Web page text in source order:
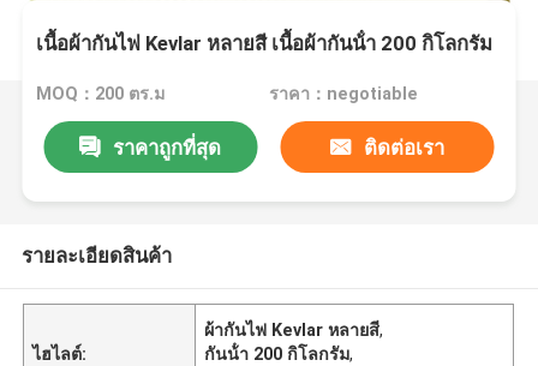
เนื้อผ้ากันไฟ Kevlar หลายสี เนื้อผ้ากันน้ํา 200 กิโลกรัม
MOQ：200 ตร.ม ราคา：negotiable
ราคาถูกที่สุด ติดต่อเรา
รายละเอียดสินค้า
ไฮไลต์:
ผ้ากันไฟ Kevlar หลายสี,
กันน้ํา 200 กิโลกรัม,